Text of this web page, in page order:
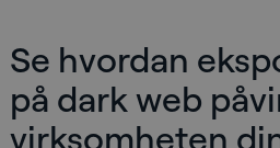
Se hvordan
på dark web
virksomheten